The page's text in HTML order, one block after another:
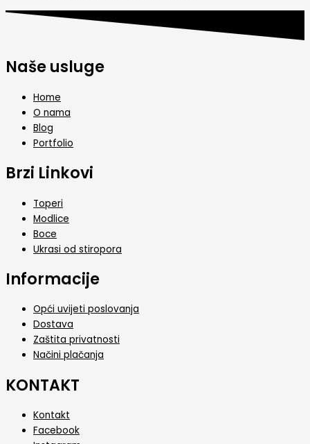
Naše usluge
Home
O nama
Blog
Portfolio
Brzi Linkovi
Toperi
Modlice
Boce
Ukrasi od stiropora
Informacije
Opći uvijeti poslovanja
Dostava
Zaštita privatnosti
Načini plačanja
KONTAKT
Kontakt
Facebook